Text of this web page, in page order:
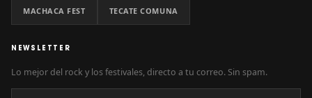
MACHACA FEST TECATE COMUNA
NEWSLETTER
Lo mejor del rock y los festivales, directo a tu correo. Sin spam.